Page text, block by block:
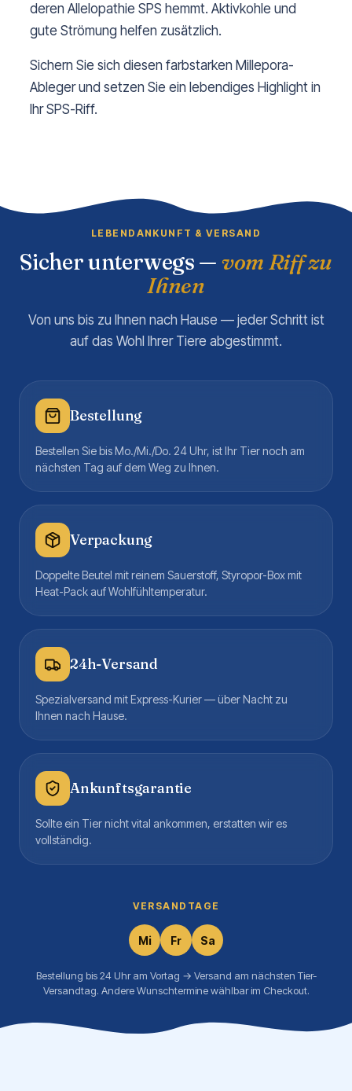
deren Allelopathie SPS hemmt. Aktivkohle und
gute Strömung helfen zusätzlich.
Sichern Sie sich diesen farbstarken Millepora-
Ableger und setzen Sie ein lebendiges Highlight in
Ihr SPS-Riff.
LEBENDANKUNFT & VERSAND
Sicher unterwegs — vom Riff zu
Ihnen
Von uns bis zu Ihnen nach Hause — jeder Schritt ist
auf das Wohl Ihrer Tiere abgestimmt.
Bestellung
Bestellen Sie bis Mo./Mi./Do. 24 Uhr, ist Ihr Tier noch am
nächsten Tag auf dem Weg zu Ihnen.
Verpackung
Doppelte Beutel mit reinem Sauerstoff, Styropor-Box mit
Heat-Pack auf Wohlfühltemperatur.
24h-Versand
Spezialversand mit Express-Kurier — über Nacht zu
Ihnen nach Hause.
Ankunftsgarantie
Sollte ein Tier nicht vital ankommen, erstatten wir es
vollständig.
VERSANDTAGE
Mi Fr Sa
Bestellung bis 24 Uhr am Vortag → Versand am nächsten Tier-
Versandtag. Andere Wunschtermine wählbar im Checkout.